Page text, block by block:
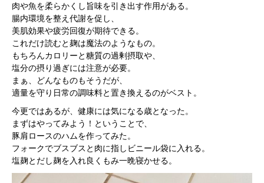
肉や魚を柔らかくし旨味を引き出す作用がある。
腸内環境を整え代謝を促し、
美肌効果や疲労回復が期待できる。
これだけ読むと麹は魔法のようなもの。
もちろんカロリーと糖質の過剰摂取や、
塩分の摂り過ぎには注意が必要。
まぁ、どんなものもそうだが、
適量を守り日常の調味料と置き換えるのがベスト。
今更ではあるが、健康には気になる歳となった。
まずはやってみよう！ということで、
豚肩ロースのハムを作ってみた。
フォークでブスブスと肉に指しビニール袋に入れる。
塩麹とだし麹を入れ良くもみ一晩寝かせる。